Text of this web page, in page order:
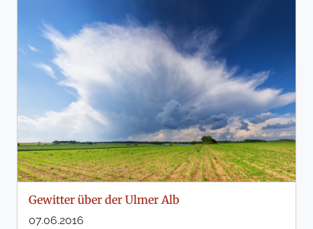
Gewitter über der Ulmer Alb
07.06.2016